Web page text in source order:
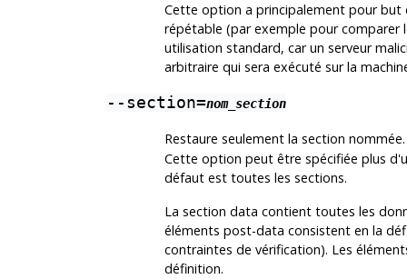
Cette option a principalement pour but
répétable (par exemple pour comparer
utilisation standard, car un serveur
arbitraire qui sera exécuté sur la
--section=nom_section
Restaure seulement la section
Cette option peut être spécifiée plus
défaut est toutes les sections.
La section data contient toutes les
éléments post-data consistent en la
contraintes de vérification). Les
définition.